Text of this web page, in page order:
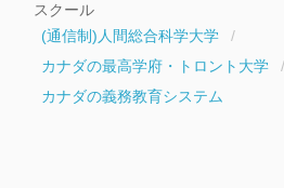
スクール
(通信制)人間総合科学大学
カナダの最高学府・トロント大学
カナダの義務教育システム